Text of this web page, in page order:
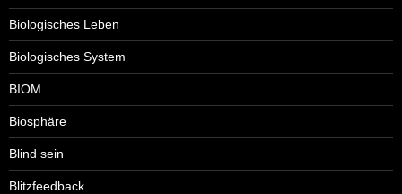
Biologisches Leben
Biologisches System
BIOM
Biosphäre
Blind sein
Blitzfeedback